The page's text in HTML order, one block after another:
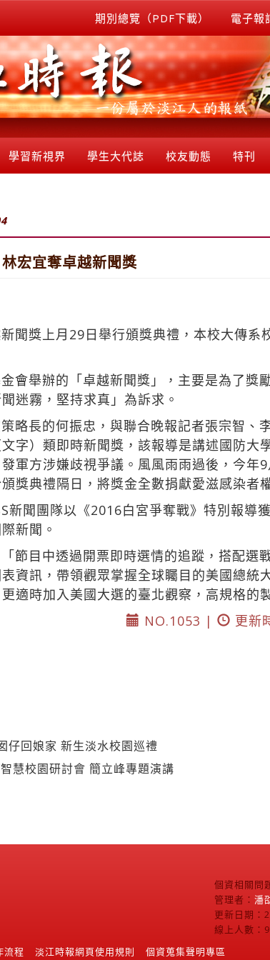
期別總覽（PDF下載） 電子報
學習新視界 學生大代誌 校友動態 特刊
宏宜奪卓越新聞獎
新聞獎上月29日舉行頒獎典禮，本校大傳
會舉辦的「卓越新聞獎」，主要是為了獎
迷霧，堅持求真」為訴求。
略長的何振忠，與聯合晚報記者張宗智、
字）類即時新聞獎，該報導是講述國防大
軍方涉嫌歧視爭議。風風雨雨過後，今
獎典禮隔日，將獎金全數捐獻愛滋感染者
新聞團隊以《2016白宮爭奪戰》特別報導
新聞。
節目中透過開票即時選情的追蹤，搭配選
資訊，帶領觀眾掌握全球矚目的美國總統
適時加入美國大選的臺北觀察，高規格的
NO.1053 |
更新
仔回娘家 新生淡水校園巡禮
慧校園研討會 簡立峰專題演講
個資相關問
管理者： 潘
更新日期：
線上人數：
流程 淡江時報網頁使用規則 個資蒐集聲明專區